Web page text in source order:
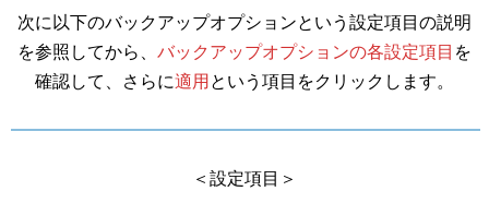
次に以下のバックアップオプションという設定項目の説明
を参照してから、 バックアップオプションの各設定項目 を
確認して、さらに適用 という項目をクリックします。
＜設定項目＞